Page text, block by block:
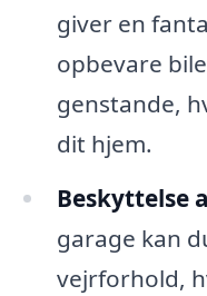
giver en
opbevare
genstande,
dit hjem.
Beskyttelse
garage kan
vejrforhold,